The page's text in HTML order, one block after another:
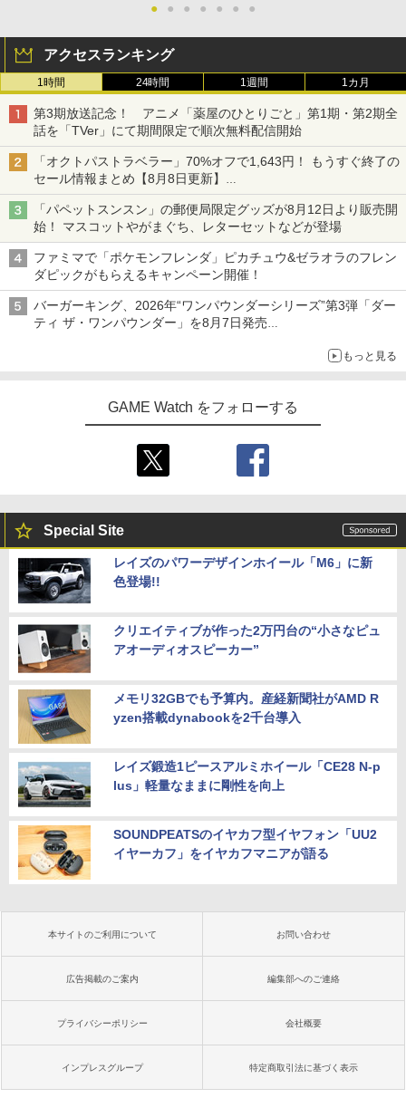
● ● ● ● ● ● ●
アクセスランキング
1時間 24時間 1週間 1カ月
第3期放送記念！ アニメ「薬屋のひとりごと」第1期・第2期全
話を「TVer」にて期間限定で順次無料配信開始
「オクトパストラベラー」70%オフで1,643円！ もうすぐ終了の
セール情報まとめ【8月8日更新】
ニンテンドーeショップでは「大神 絶景版」が67%オフで990円
「パペットスンスン」の郵便局限定グッズが8月12日より販売開
始！ マスコットやがまぐち、レターセットなどが登場
ファミマで「ポケモンフレンダ」ピカチュウ&ゼラオラのフレン
ダピックがもらえるキャンペーン開催！
バーガーキング、2026年“ワンパウンダーシリーズ”第3弾「ダー
ティ ザ・ワンパウンダー」を8月7日発売
もっと見る
GAME Watch をフォローする
Special Site
レイズのパワーデザインホイール「M6」に新
色登場!!
クリエイティブが作った2万円台の“小さなピュ
アオーディオスピーカー”
メモリ32GBでも予算内。産経新聞社がAMD R
yzen搭載dynabookを2千台導入
レイズ鍛造1ピースアルミホイール「CE28 N-p
lus」軽量なままに剛性を向上
SOUNDPEATSのイヤカフ型イヤフォン「UU2
イヤーカフ」をイヤカフマニアが語る
本サイトのご利用について お問い合わせ
広告掲載のご案内 編集部へのご連絡
プライバシーポリシー 会社概要
インプレスグループ 特定商取引法に基づく表示